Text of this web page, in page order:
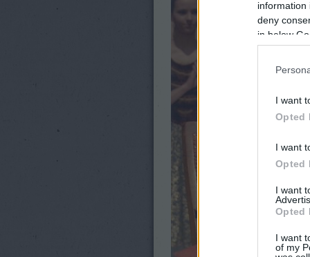
information
deny
in below
I want
Opted
I want
Opted
I want
Opted
I want
of my